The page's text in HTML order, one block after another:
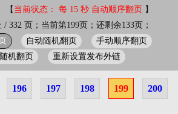
【 当前状态： 每 15 秒 自动顺序翻页 】
/ 332 页；当前第199页；还剩余133页；
自动随机翻页
手动顺序翻页
机翻页
重新设置发布外链
196 197 198 199 200